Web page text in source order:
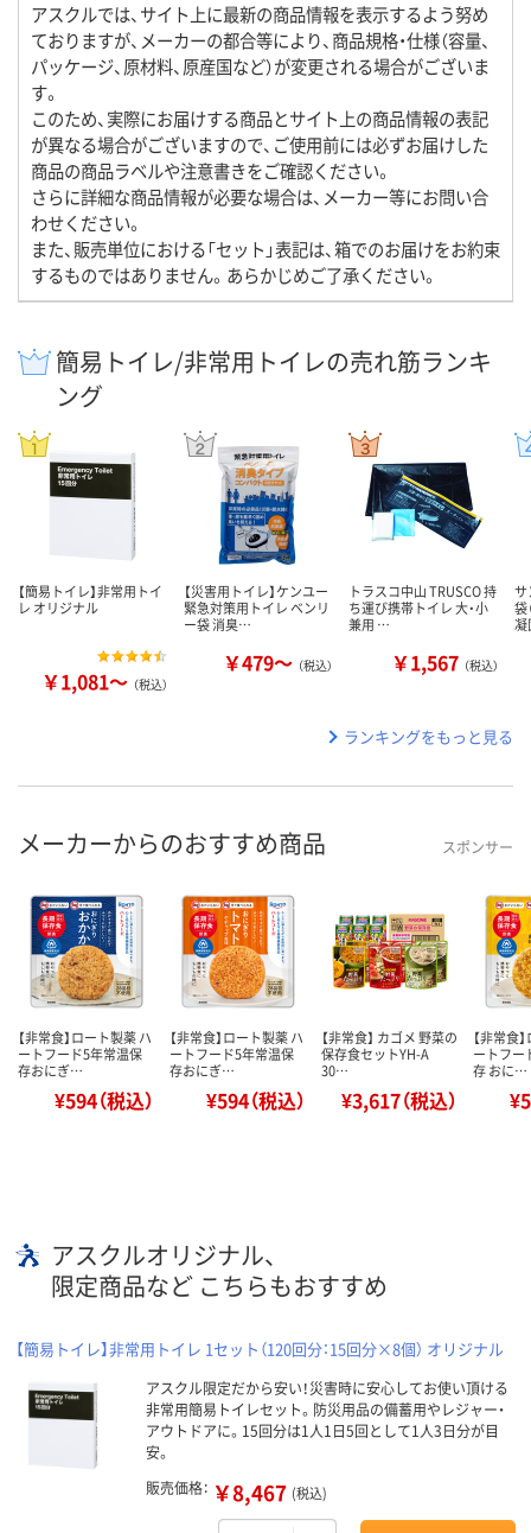
アスクルでは、サイト上に最新の商品情報を表示するよう努め
ておりますが、メーカーの都合等により、商品規格・仕様（容量、
パッケージ、原材料、原産国など）が変更される場合がございま
す。
このため、実際にお届けする商品とサイト上の商品情報の表記
が異なる場合がございますので、ご使用前には必ずお届けした
商品の商品ラベルや注意書きをご確認ください。
さらに詳細な商品情報が必要な場合は、メーカー等にお問い合
わせください。
また、販売単位における「セット」表記は、箱でのお届けをお約束
するものではありません。あらかじめご了承ください。
簡易トイレ/非常用トイレの売れ筋ランキ
ング
【簡易トイレ】非常用トイ
レ オリジナル
￥1,081～ （税込）
【災害用トイレ】ケンユー
緊急対策用トイレ ベンリ
ー袋 消臭…
￥479～ （税込）
トラスコ中山 TRUSCO 持
ち運び携帯トイレ 大・小
兼用 …
￥1,567 （税込）
袋
凝
ランキングをもっと見る
メーカーからのおすすめ商品 スポンサー
【非常食】ロート製薬 ハ
ートフード5年常温保
存おにぎ…
¥594（税込）
【非常食】ロート製薬 ハ
ートフード5年常温保
存おにぎ…
¥594（税込）
【非常食】 カゴメ 野菜の
保存食セットYH-A
30…
¥3,617（税込）
【非常食
ートフー
存 おに…
アスクルオリジナル、
限定商品など こちらもおすすめ
【簡易トイレ】非常用トイレ 1セット（120回分：15回分×8個） オリジナル
アスクル限定だから安い！災害時に安心してお使い頂ける
非常用簡易トイレセット。防災用品の備蓄用やレジャー・
アウトドアに。15回分は1人1日5回として1人3日分が目
安。
販売価格： ￥8,467 (税込)